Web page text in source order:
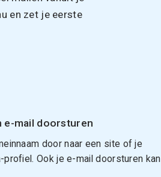
en zet je eerste
e-mail doorsturen
door naar een site of je
profiel. Ook je e-mail doorsturen kan